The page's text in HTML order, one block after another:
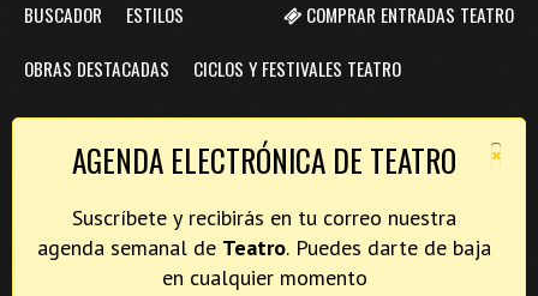
COMPRAR ENTRADAS TEATRO
BUSCADOR ESTILOS
OBRAS DESTACADAS CICLOS Y FESTIVALES TEATRO
×
AGENDA ELECTRÓNICA DE TEATRO
Suscríbete y recibirás en tu correo nuestra
agenda semanal de Teatro. Puedes darte de baja
en cualquier momento